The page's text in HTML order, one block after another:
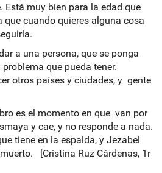
Está muy bien para la edad que
que cuando quieres alguna cosa
a una persona, que se ponga
que pueda tener.
otros países y ciudades, y gente
es el momento en que van por
y cae, y no responde a nada.
tiene en la espalda, y Jezabel
[Cristina Ruz Cárdenas, 1r